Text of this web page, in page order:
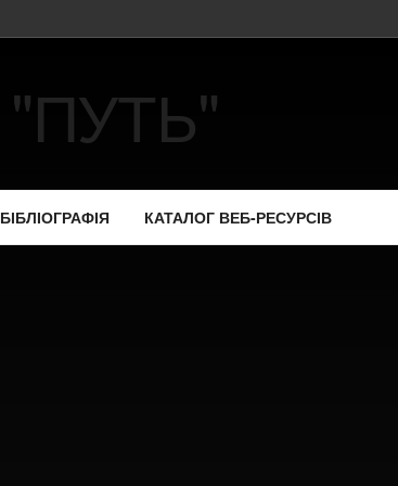
БІБЛІОГРАФІЯ КАТАЛОГ ВЕБ-РЕСУРСІВ